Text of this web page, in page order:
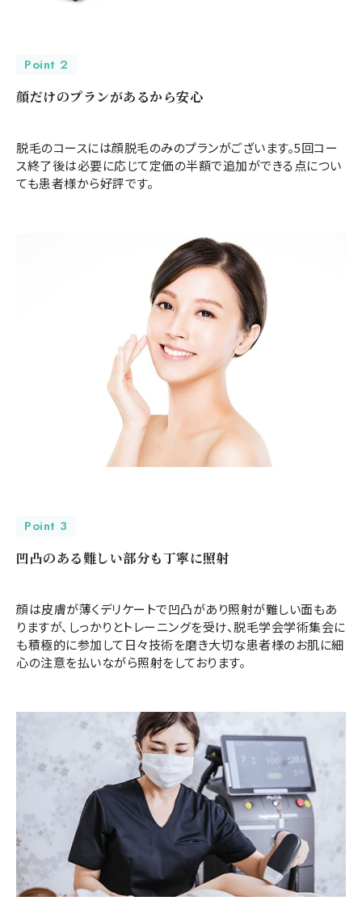
Point 2
顔だけのプランがあるから安心
脱毛のコースには顔脱毛のみのプランがございます。5回コー
ス終了後は必要に応じて定価の半額で追加ができる点につい
ても患者様から好評です。
Point 3
凹凸のある難しい部分も丁寧に照射
顔は皮膚が薄くデリケートで凹凸があり照射が難しい面もあ
りますが、しっかりとトレーニングを受け、脱毛学会学術集会に
も積極的に参加して日々技術を磨き大切な患者様のお肌に細
心の注意を払いながら照射をしております。